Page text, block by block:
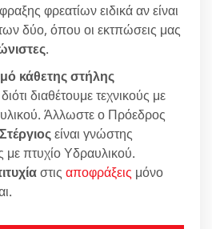
φρεατίων ειδικά αν είναι
δύο, όπου οι εκτπώσεις μας
.
κάθετης στήλης
διαθέτουμε τεχνικούς με
Άλλωστε ο Πρόεδρος
είναι γνώστης
με πτυχίο Υδραυλικού.
στις αποφράξεις μόνο